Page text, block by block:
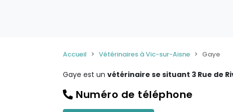
Accueil Vétérinaires à Vic-sur-Aisne Gaye
Gaye est un vétérinaire se situant 3 Rue de
Numéro de téléphone